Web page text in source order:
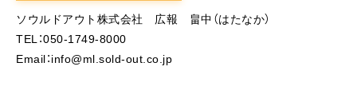
ソウルドアウト株式会社 広報 畠中（はたなか）
TEL：050-1749-8000
Email：info@ml.sold-out.co.jp